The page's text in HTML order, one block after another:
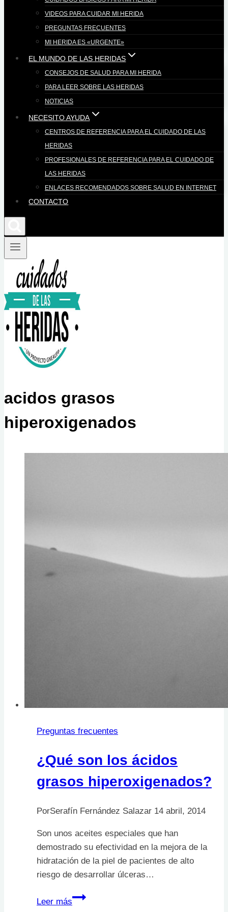
VIDEOS PARA CUIDAR MI HERIDA
PREGUNTAS FRECUENTES
MI HERIDA ES «URGENTE»
EL MUNDO DE LAS HERIDAS
CONSEJOS DE SALUD PARA MI HERIDA
PARA LEER SOBRE LAS HERIDAS
NOTICIAS
NECESITO AYUDA
CENTROS DE REFERENCIA PARA EL CUIDADO DE LAS
HERIDAS
PROFESIONALES DE REFERENCIA PARA EL CUIDADO DE
LAS HERIDAS
ENLACES RECOMENDADOS SOBRE SALUD EN INTERNET
CONTACTO
acidos grasos
hiperoxigenados
Preguntas frecuentes
¿Qué son los ácidos
grasos hiperoxigenados?
PorSerafín Fernández Salazar 14 abril, 2014
Son unos aceites especiales que han
demostrado su efectividad en la mejora de la
hidratación de la piel de pacientes de alto
riesgo de desarrollar úlceras…
Leer más
¿Qué